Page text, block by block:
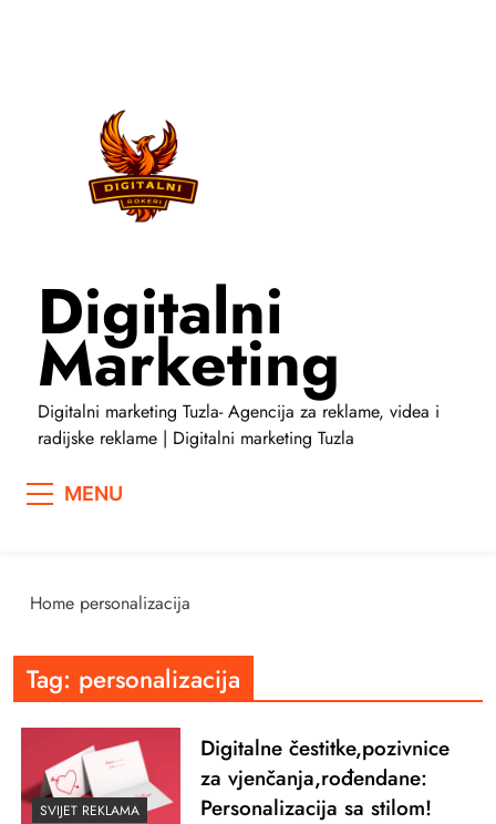
Digitalni
Marketing
Digitalni marketing Tuzla- Agencija za reklame, videa i
radijske reklame | Digitalni marketing Tuzla
MENU
Home personalizacija
Tag: personalizacija
SVIJET REKLAMA
Digitalne čestitke,pozivnice
za vjenčanja,rođendane:
Personalizacija sa stilom!